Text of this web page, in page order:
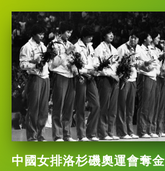
中國女排洛杉磯奧運會奪金